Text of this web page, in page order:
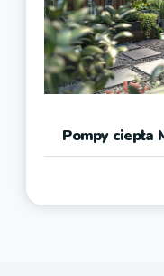
Pompy ciepła